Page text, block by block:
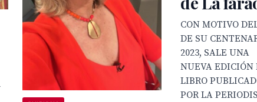
CON MOTIVO
DE SU
2023, SALE UNA
NUEVA EDICIÓN
LIBRO
POR LA